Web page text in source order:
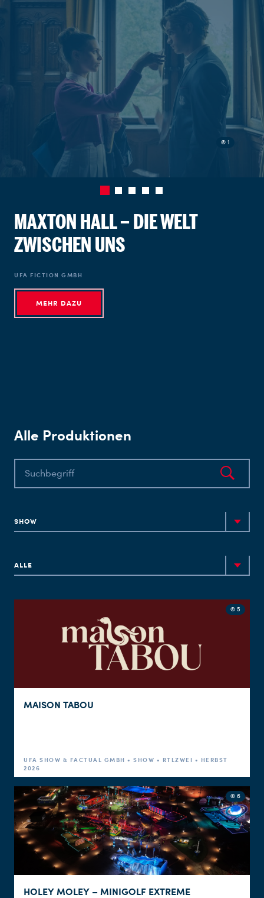
© 1
MAXTON HALL – DIE WELT
ZWISCHEN UNS
UFA FICTION GMBH
MEHR DAZU
Alle Produktionen
SHOW
ALLE
© 5
MAISON TABOU
UFA SHOW & FACTUAL GMBH • SHOW • RTLZWEI • HERBST
2026
© 6
HOLEY MOLEY – MINIGOLF EXTREME